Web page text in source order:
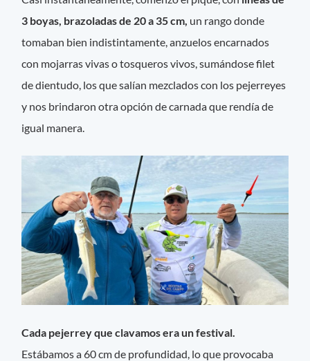
3 boyas, brazoladas de 20 a 35 cm, un rango donde
tomaban bien indistintamente, anzuelos encarnados
con mojarras vivas o tosqueros vivos, sumándose filet
de dientudo, los que salían mezclados con los pejerreyes
y nos brindaron otra opción de carnada que rendía de
igual manera.
Cada pejerrey que clavamos era un festival.
Estábamos a 60 cm de profundidad, lo que provocaba